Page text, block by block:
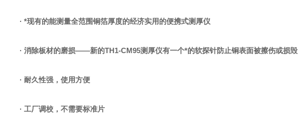
·*现有的能测量全范围铜箔厚度的经济实用的便携式测厚仪
·消除板材的磨损——新的TH1-CM95测厚仪有一个*的软探针防止铜表面被擦伤或损毁
·耐久性强，使用方便
·工厂调校，不需要标准片